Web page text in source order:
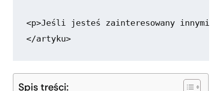
<p>Jeśli jesteś zainteresowany innymi
Spis treści: